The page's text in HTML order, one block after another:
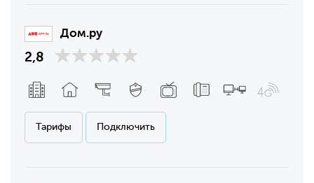
Дом.ру
2,8
Тарифы Подключить